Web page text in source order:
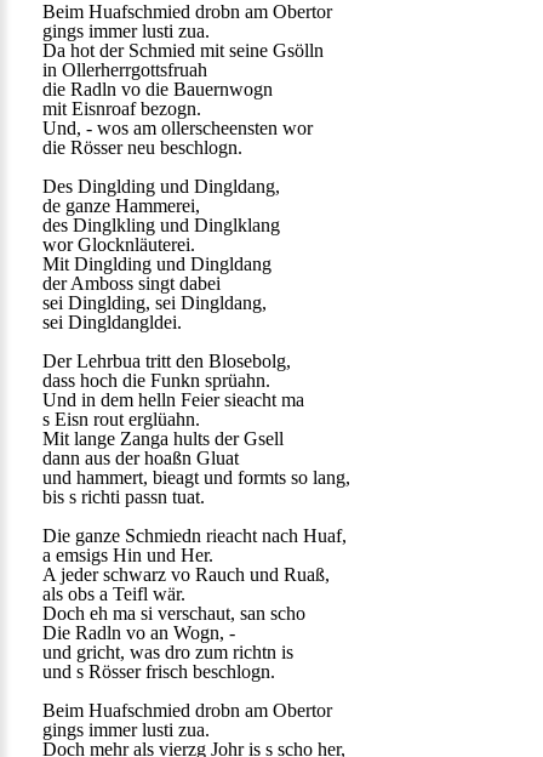
Beim Huafschmied drobn am Obertor
gings immer lusti zua.
Da hot der Schmied mit seine Gsölln
in Ollerherrgottsfruah
die Radln vo die Bauernwogn
mit Eisnroaf bezogn.
Und, - wos am ollerscheensten wor
die Rösser neu beschlogn.
Des Dinglding und Dingldang,
de ganze Hammerei,
des Dinglkling und Dinglklang
wor Glocknläuterei.
Mit Dinglding und Dingldang
der Amboss singt dabei
sei Dinglding, sei Dingldang,
sei Dingldangldei.
Der Lehrbua tritt den Blosebolg,
dass hoch die Funkn sprüahn.
Und in dem helln Feier sieacht ma
s Eisn rout erglüahn.
Mit lange Zanga hults der Gsell
dann aus der hoaßn Gluat
und hammert, bieagt und formts so lang,
bis s richti passn tuat.
Die ganze Schmiedn rieacht nach Huaf,
a emsigs Hin und Her.
A jeder schwarz vo Rauch und Ruaß,
als obs a Teifl wär.
Doch eh ma si verschaut, san scho
Die Radln vo an Wogn, -
und gricht, was dro zum richtn is
und s Rösser frisch beschlogn.
Beim Huafschmied drobn am Obertor
gings immer lusti zua.
Doch mehr als vierzg Johr is s scho her,